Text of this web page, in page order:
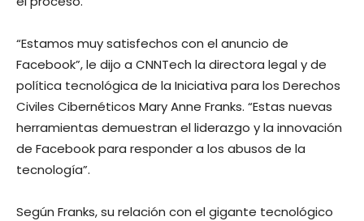
“Estamos muy satisfechos con el anuncio de
Facebook”, le dijo a CNNTech la directora legal y de
política tecnológica de la Iniciativa para los Derechos
Civiles Cibernéticos Mary Anne Franks. “Estas nuevas
herramientas demuestran el liderazgo y la innovación
de Facebook para responder a los abusos de la
tecnología”.
Según Franks, su relación con el gigante tecnológico